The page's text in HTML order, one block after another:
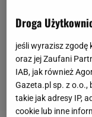
Droga
jeśli wyrazisz zgodę
oraz jej Zaufani
IAB, jak również
Gazeta.pl sp. z o.o.,
takie jak adresy IP,
cookie lub inne